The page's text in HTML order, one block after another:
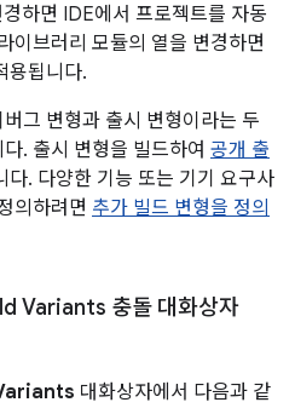
하면 IDE에서 프로젝트를 자동
이브러리 모듈의 열을 변경하면
용됩니다.
그 변형과 출시 변형이라는 두
. 출시 변형을 빌드하여 공개 출
다. 다양한 기능 또는 기기 요구사
의하려면 추가 빌드 변형을 정의
Variants 충돌 대화상자
대화상자에서 다음과 같